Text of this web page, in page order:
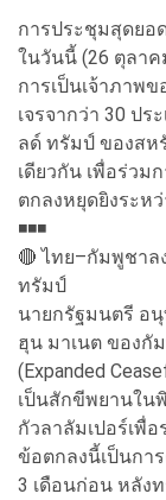
การประชุมสุดยอ
ในวันนี้ (26 ตุลา
การเป็นเจ้าภาพ
เจรจากว่า 30 ป
ลด์ ทรัมป์ ของสห
เดียวกัน เพื่อร่ว
ตกลงหยุดยิงระห
◾️◾️◾️
🔴 ไทย–กัมพูชา
ทรัมป์
นายกรัฐมนตรี อ
ฮุน มาเนต ของกั
(Expanded
เป็นสักขีพยานใน
กัวลาลัมเปอร์เพื่
ข้อตกลงนี้เป็นกา
3 เดือนก่อน หลัง